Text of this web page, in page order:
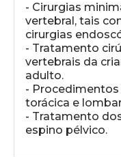
- Cirurgias
vertebral, tais
cirurgias
- Tratamento
vertebrais da
adulto.
- Procedimentos
torácica e
- Tratamento
espino pélvico.